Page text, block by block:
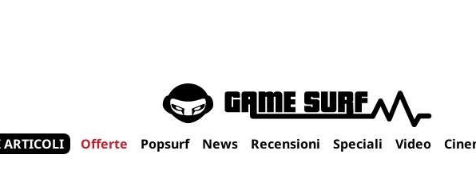
Offerte Popsurf News Recensioni Speciali Video